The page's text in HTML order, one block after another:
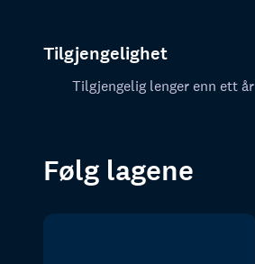
Tilgjengelighet
Tilgjengelig lenger enn ett år
Følg lagene